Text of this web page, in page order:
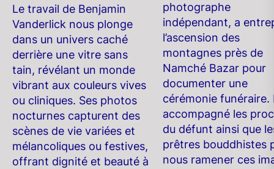
Le travail de Benjamin
Vanderlick nous plonge
dans un univers caché
derrière une vitre sans
tain, révélant un monde
vibrant aux couleurs vives
ou cliniques. Ses photos
nocturnes capturent des
scènes de vie variées et
mélancoliques ou festives,
offrant dignité et beauté à
photographe
indépendant, a
l’ascension des
montagnes près de
Namché Bazar pour
documenter une
cérémonie funéraire.
accompagné les
du défunt ainsi que
prêtres bouddhistes
nous ramener ces